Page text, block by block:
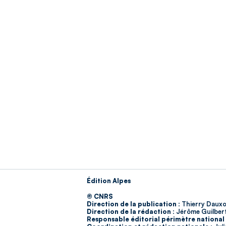
Édition Alpes
© CNRS
Direction de la publication : Thierry
Direction de la rédaction : Jérôme
Responsable éditorial périmètre national